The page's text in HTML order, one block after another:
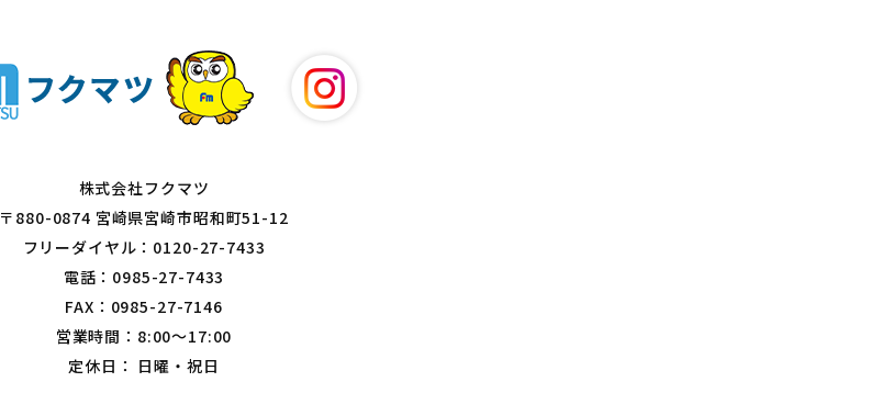
株式会社フクマツ
〒880-0874 宮崎県宮崎市昭和町51-12
フリーダイヤル：0120-27-7433
電話：0985-27-7433
FAX：0985-27-7146
営業時間：8:00～17:00
定休日： 日曜・祝日